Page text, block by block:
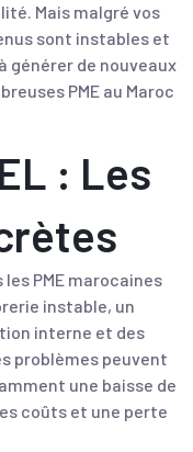
Mais malgré vos
sont instables et
générer de nouveaux
PME au Maroc
: Les
PME marocaines
instable, un
interne et des
problèmes peuvent
une baisse de
coûts et une perte